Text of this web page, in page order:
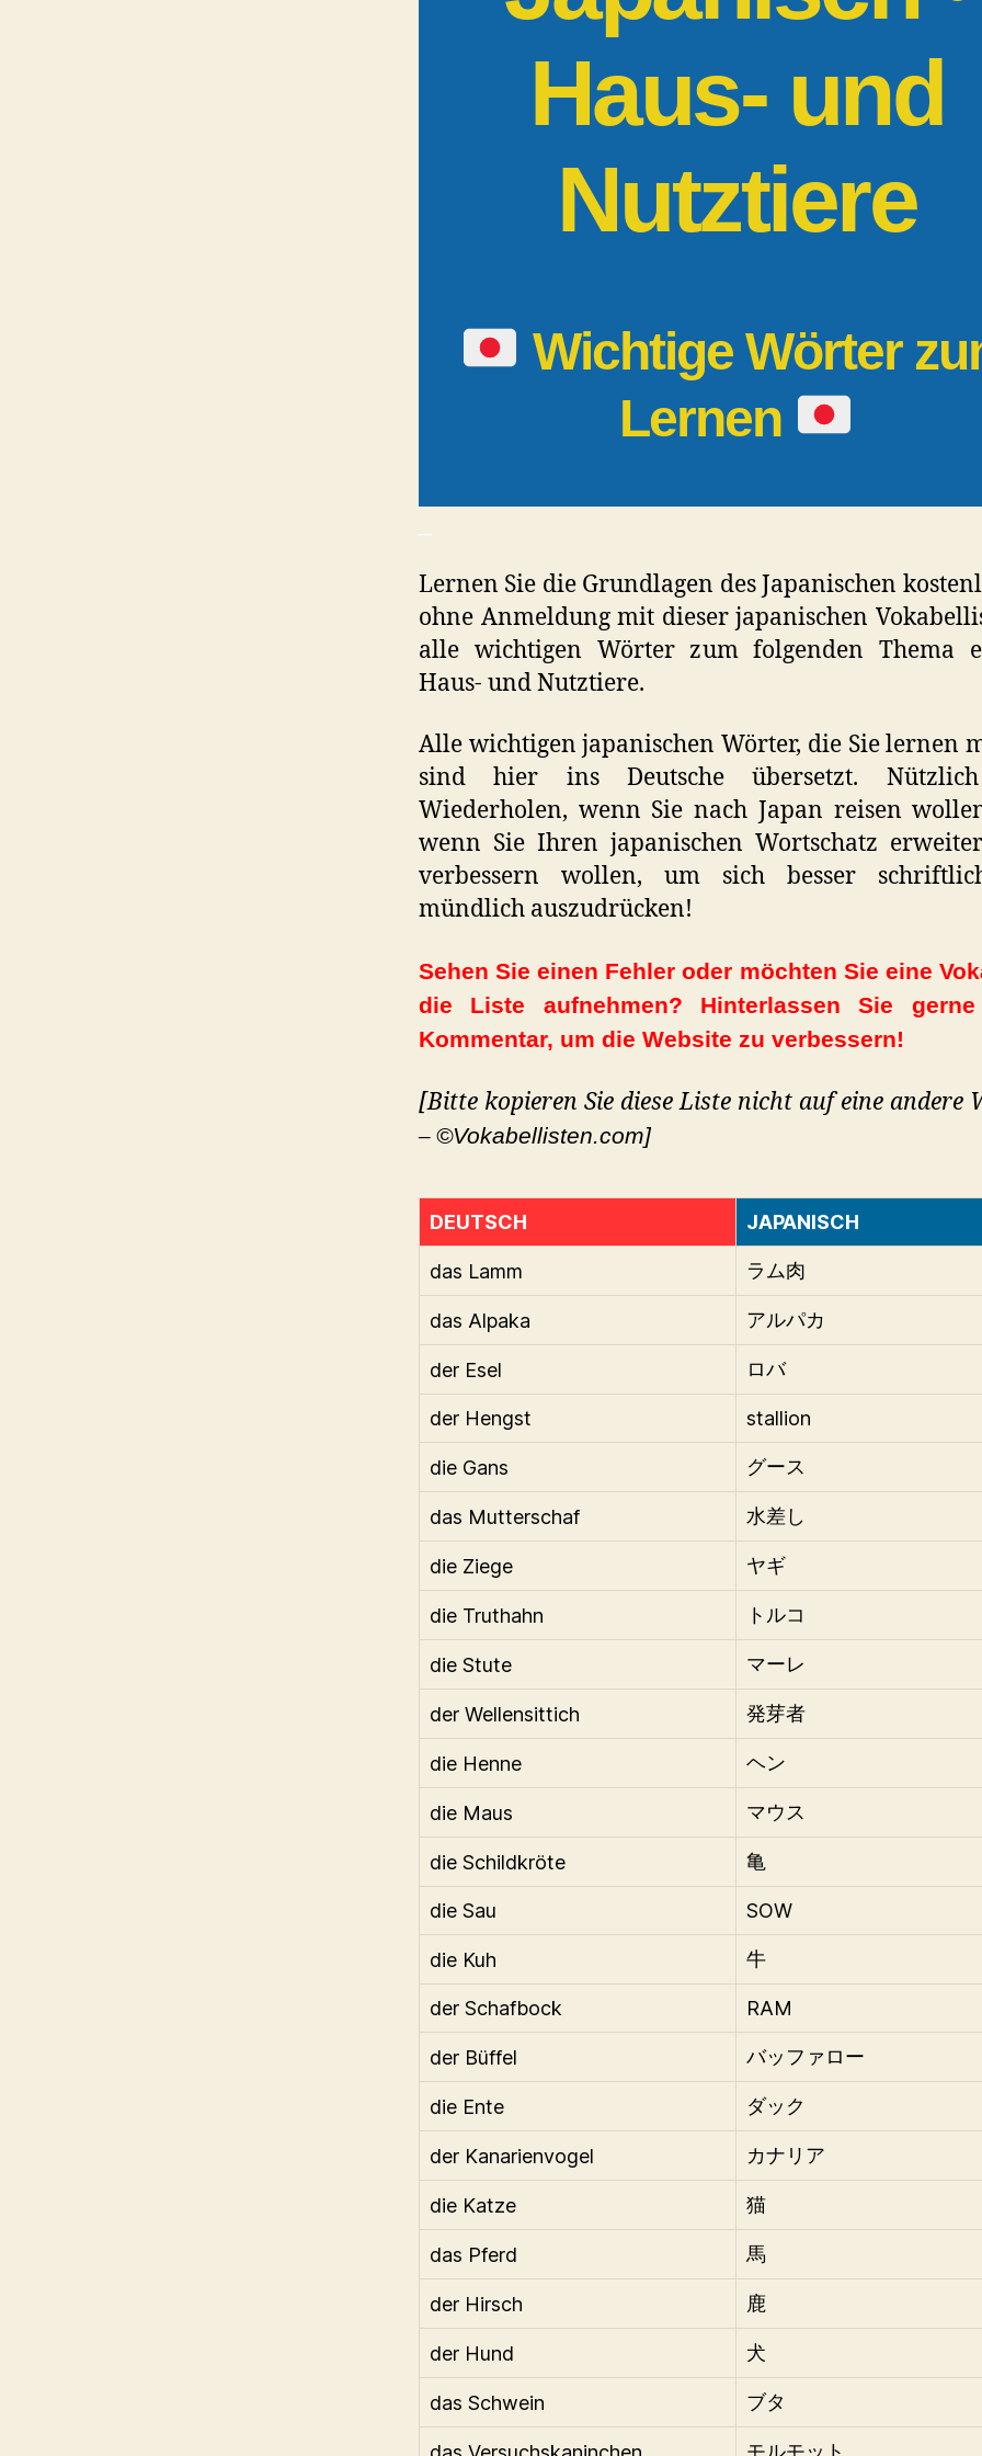
Haus- und
Nutztiere
Wichtige Wörter
Lernen
Lernen Sie die Grundlagen des Japanischen
ohne Anmeldung mit dieser japanischen
alle wichtigen Wörter zum folgenden Thema
Haus- und Nutztiere.
Alle wichtigen japanischen Wörter, die Sie lernen
sind hier ins Deutsche übersetzt.
Wiederholen, wenn Sie nach Japan reisen
wenn Sie Ihren japanischen Wortschatz
verbessern wollen, um sich besser
mündlich auszudrücken!
Sehen Sie einen Fehler oder möchten Sie eine
die Liste aufnehmen? Hinterlassen Sie
Kommentar, um die Website zu verbessern!
[Bitte kopieren Sie diese Liste nicht auf eine andere
– ©Vokabellisten.com]
DEUTSCH JAPANISCH
das Lamm ラム肉
das Alpaka アルパカ
der Esel ロバ
der Hengst stallion
die Gans グース
das Mutterschaf 水差し
die Ziege ヤギ
die Truthahn トルコ
die Stute マーレ
der Wellensittich 発芽者
die Henne ヘン
die Maus マウス
die Schildkröte 亀
die Sau SOW
die Kuh 牛
der Schafbock RAM
der Büffel バッファロー
die Ente ダック
der Kanarienvogel カナリア
die Katze 猫
das Pferd 馬
der Hirsch 鹿
der Hund 犬
das Schwein ブタ
モルモット